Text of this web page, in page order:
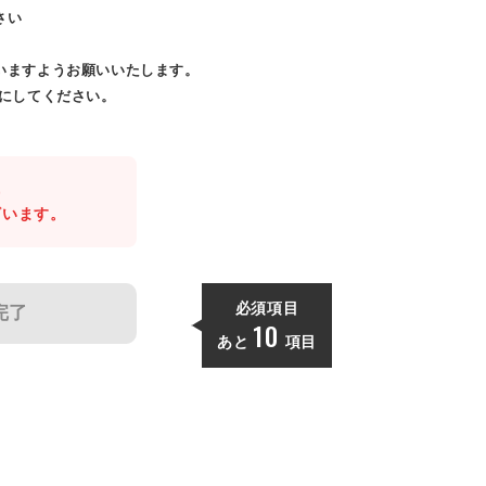
い
すようお願いいたします。
してください。
ます。
了 必須項目
あと 10 項目